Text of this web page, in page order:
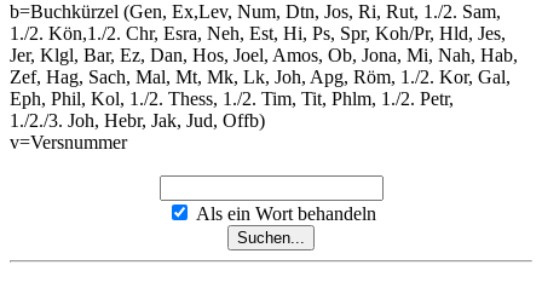
b=Buchkürzel (Gen, Ex,Lev, Num, Dtn, Jos, Ri, Rut, 1./2. Sam,
1./2. Kön,1./2. Chr, Esra, Neh, Est, Hi, Ps, Spr, Koh/Pr, Hld, Jes,
Jer, Klgl, Bar, Ez, Dan, Hos, Joel, Amos, Ob, Jona, Mi, Nah, Hab,
Zef, Hag, Sach, Mal, Mt, Mk, Lk, Joh, Apg, Röm, 1./2. Kor, Gal,
Eph, Phil, Kol, 1./2. Thess, 1./2. Tim, Tit, Phlm, 1./2. Petr,
1./2./3. Joh, Hebr, Jak, Jud, Offb)
v=Versnummer
Als ein Wort behandeln